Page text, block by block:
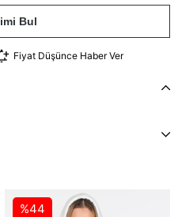
Bul
Fiyat Düşünce Haber Ver
%44